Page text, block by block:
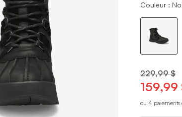
Couleur :
229,99 $
159,99
ou 4 paiements